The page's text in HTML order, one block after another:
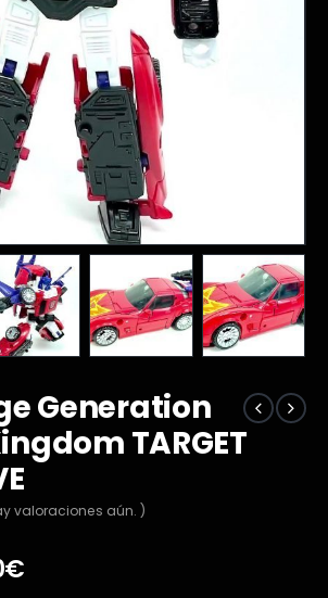
Generation
TARGET
valoraciones aún. )
€El